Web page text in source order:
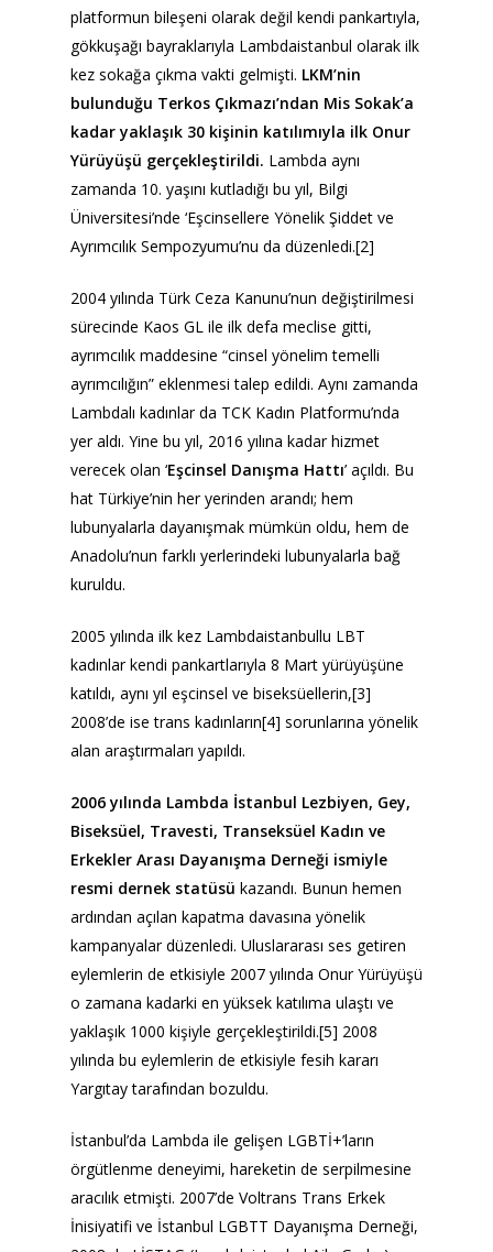
platformun bileşeni olarak değil kendi pankartıyla,
gökkuşağı bayraklarıyla Lambdaistanbul olarak ilk
kez sokağa çıkma vakti gelmişti. LKM’nin
bulunduğu Terkos Çıkmazı’ndan Mis Sokak’a
kadar yaklaşık 30 kişinin katılımıyla ilk Onur
Yürüyüşü gerçekleştirildi. Lambda aynı
zamanda 10. yaşını kutladığı bu yıl, Bilgi
Üniversitesi’nde ‘Eşcinsellere Yönelik Şiddet ve
Ayrımcılık Sempozyumu’nu da düzenledi.[2]
2004 yılında Türk Ceza Kanunu’nun değiştirilmesi
sürecinde Kaos GL ile ilk defa meclise gitti,
ayrımcılık maddesine “cinsel yönelim temelli
ayrımcılığın” eklenmesi talep edildi. Aynı zamanda
Lambdalı kadınlar da TCK Kadın Platformu’nda
yer aldı. Yine bu yıl, 2016 yılına kadar hizmet
verecek olan ‘Eşcinsel Danışma Hattı’ açıldı. Bu
hat Türkiye’nin her yerinden arandı; hem
lubunyalarla dayanışmak mümkün oldu, hem de
Anadolu’nun farklı yerlerindeki lubunyalarla bağ
kuruldu.
2005 yılında ilk kez Lambdaistanbullu LBT
kadınlar kendi pankartlarıyla 8 Mart yürüyüşüne
katıldı, aynı yıl eşcinsel ve biseksüellerin,[3]
2008’de ise trans kadınların[4] sorunlarına yönelik
alan araştırmaları yapıldı.
2006 yılında Lambda İstanbul Lezbiyen, Gey,
Biseksüel, Travesti, Transeksüel Kadın ve
Erkekler Arası Dayanışma Derneği ismiyle
resmi dernek statüsü kazandı. Bunun hemen
ardından açılan kapatma davasına yönelik
kampanyalar düzenledi. Uluslararası ses getiren
eylemlerin de etkisiyle 2007 yılında Onur Yürüyüşü
o zamana kadarki en yüksek katılıma ulaştı ve
yaklaşık 1000 kişiyle gerçekleştirildi.[5] 2008
yılında bu eylemlerin de etkisiyle fesih kararı
Yargıtay tarafından bozuldu.
İstanbul’da Lambda ile gelişen LGBTİ+’ların
örgütlenme deneyimi, hareketin de serpilmesine
aracılık etmişti. 2007’de Voltrans Trans Erkek
İnisiyatifi ve İstanbul LGBTT Dayanışma Derneği,